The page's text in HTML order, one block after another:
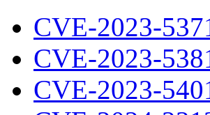
CVE-2023-
CVE-2023-
CVE-2023-